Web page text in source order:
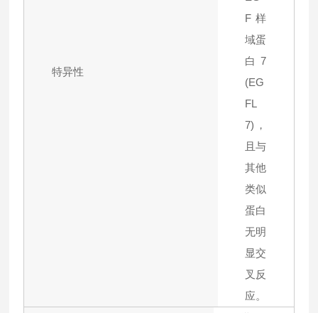
特异性
F样
域蛋
白7
(EG
FL
7)，
且与
其他
类似
蛋白
无明
显交
叉反
应。